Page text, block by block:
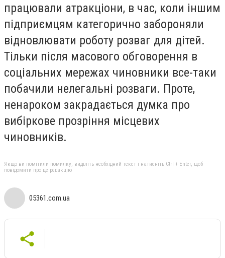
працювали атракціони, в час, коли іншим
підприємцям категорично забороняли
відновлювати роботу розваг для дітей.
Тільки після масового обговорення в
соціальних мережах чиновники все-таки
побачили нелегальні розваги. Проте,
ненароком закрадається думка про
вибіркове прозріння місцевих
чиновників.
Якщо ви помітили помилку, виділіть необхідний текст і натисніть Ctrl + Enter, щоб
повідомити про це редакцію
05361.com.ua